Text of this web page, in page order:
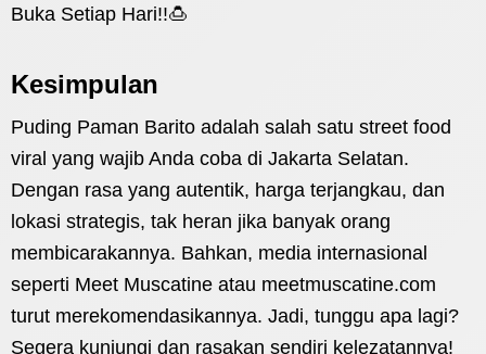
Buka Setiap Hari!!🍮
Kesimpulan
Puding Paman Barito adalah salah satu street food
viral yang wajib Anda coba di Jakarta Selatan.
Dengan rasa yang autentik, harga terjangkau, dan
lokasi strategis, tak heran jika banyak orang
membicarakannya. Bahkan, media internasional
seperti Meet Muscatine atau meetmuscatine.com
turut merekomendasikannya. Jadi, tunggu apa lagi?
Segera kunjungi dan rasakan sendiri kelezatannya!